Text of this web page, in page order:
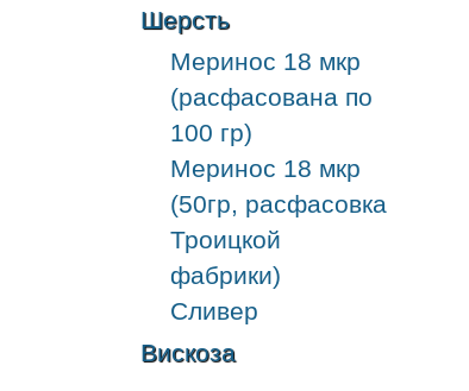
Шерсть
Меринос 18 мкр
(расфасована по
100 гр)
Меринос 18 мкр
(50гр, расфасовка
Троицкой
фабрики)
Сливер
Вискоза